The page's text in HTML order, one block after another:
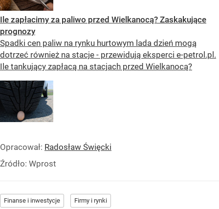
Ile zapłacimy za paliwo przed Wielkanocą? Zaskakujące
prognozy
Spadki cen paliw na rynku hurtowym lada dzień mogą
dotrzeć również na stacje - przewidują eksperci e-petrol.pl.
Ile tankujący zapłacą na stacjach przed Wielkanocą?
Opracował: Radosław Święcki
Źródło: Wprost
Finanse i inwestycje Firmy i rynki